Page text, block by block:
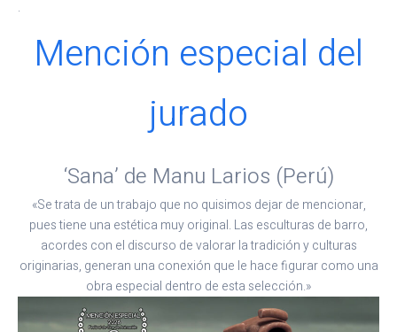
.
Mención especial del
jurado
‘Sana’ de Manu Larios (Perú)
«Se trata de un trabajo que no quisimos dejar de mencionar,
pues tiene una estética muy original. Las esculturas de barro,
acordes con el discurso de valorar la tradición y culturas
originarias, generan una conexión que le hace figurar como una
obra especial dentro de esta selección.»